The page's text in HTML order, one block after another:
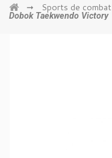
➞ Sports de combat
Dobok Taekwendo Victory